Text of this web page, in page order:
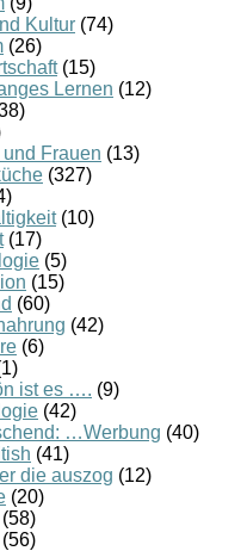
Kultur (74)
(26)
(15)
Lernen (12)
und Frauen (13)
(327)
(10)
(17)
(5)
(15)
(60)
(42)
(6)
ist es …. (9)
(42)
…Werbung (40)
(41)
die auszog (12)
(20)
(58)